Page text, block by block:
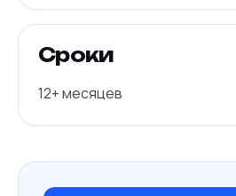
Сроки
12+ месяцев